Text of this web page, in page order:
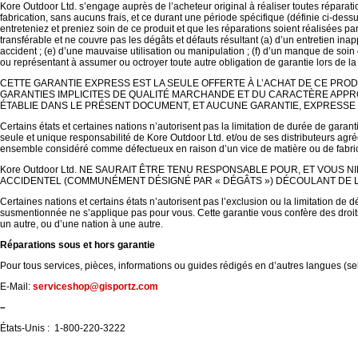
Kore Outdoor Ltd. s’engage auprès de l’acheteur original à réaliser toutes
fabrication, sans aucuns frais, et ce durant une période spécifique (définie ci-
entreteniez et preniez soin de ce produit et que les réparations soient réalisées
transférable et ne couvre pas les dégâts et défauts résultant (a) d’un entretien
accident ; (e) d’une mauvaise utilisation ou manipulation ; (f) d’un manque de
ou représentant à assumer ou octroyer toute autre obligation de garantie lors de
CETTE GARANTIE EXPRESS EST LA SEULE OFFERTE À L’ACHAT DE CE
GARANTIES IMPLICITES DE QUALITÉ MARCHANDE ET DU CARACTÈRE
ÉTABLIE DANS LE PRÉSENT DOCUMENT, ET AUCUNE GARANTIE,
Certains états et certaines nations n’autorisent pas la limitation de durée de
seule et unique responsabilité de Kore Outdoor Ltd. et/ou de ses distributeurs
ensemble considéré comme défectueux en raison d’un vice de matière ou de
Kore Outdoor Ltd. NE SAURAIT ÊTRE TENU RESPONSABLE POUR, ET VOUS
ACCIDENTEL (COMMUNÉMENT DÉSIGNÉ PAR « DÉGÂTS ») DÉCOULANT DE
Certaines nations et certains états n’autorisent pas l’exclusion ou la limitation
susmentionnée ne s’applique pas pour vous. Cette garantie vous confère des
un autre, ou d’une nation à une autre.
Réparations sous et hors garantie
Pour tous services, pièces, informations ou guides rédigés en d’autres langues
E-Mail: serviceshop@gisportz.com
–
États-Unis : 1-800-220-3222